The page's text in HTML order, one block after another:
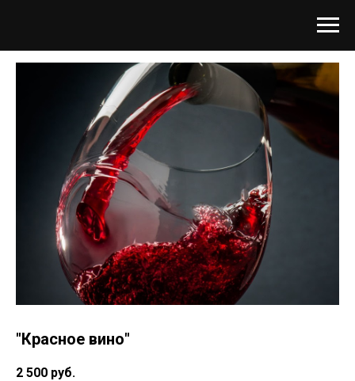
"Красное вино"
2 500 руб.